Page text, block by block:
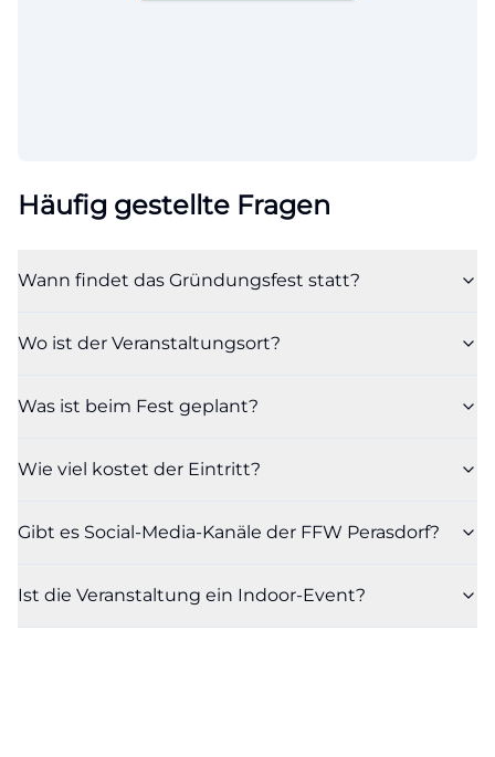
Häufig gestellte Fragen
Wann findet das Gründungsfest statt?
Wo ist der Veranstaltungsort?
Was ist beim Fest geplant?
Wie viel kostet der Eintritt?
Gibt es Social-Media-Kanäle der FFW Perasdorf?
Ist die Veranstaltung ein Indoor-Event?